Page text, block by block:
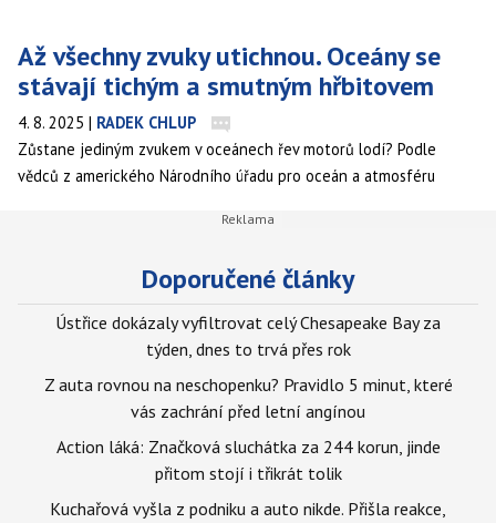
Až všechny zvuky utichnou. Oceány se
stávají tichým a smutným hřbitovem
4. 8. 2025 | RADEK CHLUP
Zůstane jediným zvukem v oceánech řev motorů lodí? Podle
vědců z amerického Národního úřadu pro oceán a atmosféru
oceán zasáhne vedro, písně plejtváků se stávají vzácnějšími a
Doporučené články
Ústřice dokázaly vyfiltrovat celý Chesapeake Bay za
týden, dnes to trvá přes rok
Z auta rovnou na neschopenku? Pravidlo 5 minut, které
vás zachrání před letní angínou
Action láká: Značková sluchátka za 244 korun, jinde
přitom stojí i třikrát tolik
Kuchařová vyšla z podniku a auto nikde. Přišla reakce,